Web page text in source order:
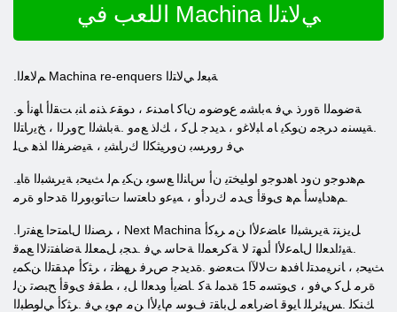
اللعب في Machina ﻲﻟﺎﺘﻟﺍ
.ﻢﻟﺎﻌﻟﺍ Machina re-enquers ﺔﺒﻌﻟ ﻲﻟﺎﺘﻟﺍ
.ﺔﻴﺴﻨﻣ ﺩﺮﺠﻣ ﻥﻮﻜﻳ ﺎﻣ ﺎﺒﻟﺎﻏﻭ ، ﺪﻳﺪﺟ ﻞﻛ ، ﻚﻟﺫ ﻊﻣﻭ .ﺔﺑﺎﺸﻟﺍ ﺡﻭﺮﻟﺍ ، ﺦﻳﺭﺎﺘﻟﺍ
ﻲﻓ ﺭﻭﺮﺴﺑ ﻥﻭﺮﻴﺜﻜﻟﺍ ﻙﺭﺎﺸﻳ ، ﺔﻴﺿﺮﻔﻟﺍ ﺍﺬﻫ ﻰﻠ
.ﻢﻫﺩﺎﻴﺳﺃ ﻢﻫ ﻯﻮﻗﺃ ﻯﺪﻣ ﻙﺭﺩﺃﻭ ، ﻪﻴﻋﻭ ﺩﺎﻌﺘﺳﺍ ﺕﺎﺗﻮﺑﻭﺮﻟﺍ ﺓﺪﺣﺍﻭ ﺓﺮﻣ
.ﺔﻴﺋﺍﺪﻌﻟﺍ ﻝﺎﻤﻋﻷ ﺍ ﺃﺪﻬﺗ ﻻ ﺔﻛﺮﻌﻤﻟﺍ ﺔﺣﺎﺳ ﻲﻓ .ﺪﺠﺑ ﻞﻤﻌﻠﻟ ﺔﺿﺎﻔﺘﻧﻻ ﺍ ﻊﻤﻗ
ﺚﻴﺤﺑ ، ﺎﻧﺮﻴﻣﺪﺘﻟ ﺎﻓﺪﻫ ﺕﻻ ﻵ ﺍ ﺖﻌﺿﻭ .ﺓﺪﻳﺪﺟ ﺹﺮﻓ ﺮﻬﻈﺗ ، ﺮﺜﻛﺃ ﻡﺪﻘﺘﻟﺍ ﻦﻜﻤﻳ
ﺓﺮﻣ ﻞﻛ ﻲﻓﻭ ، ﻯﻮﺘﺴﻣ 15 ﺓﺪﻤﻟ ﺔﻛ .ﺎﻀﻳﺃ ﻭﺪﻌﻟﺍ ﻞﺑ ، ﻂﻘﻓ ﻯﻮﻗﺃ ﺢﺒﺼﺗ ﻦﻟ
ﻚﻨﻜﻟ .ﺲﻴﺋﺮﻠﻟ ﺎﻳﻮﻗ ﺎﺿﺭﺎﻌﻣ ﻞﺑﺎﻘﺗ ﻑﻮﺳ ﻡﺎﻳﻷ ﺍ ﻦﻣ ﻡﻮﻳ ﻲﻓ .ﺮﺜﻛﺃ ﻲﻟﻮﻄﺒﻟﺍ